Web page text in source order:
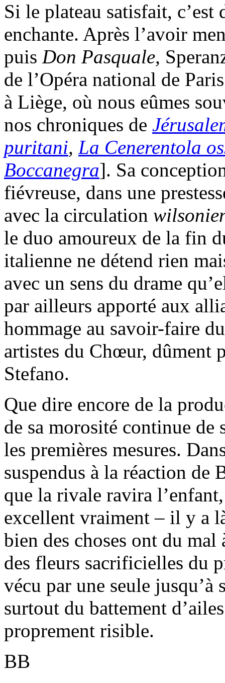
Si le plateau satisfait,
enchante. Après l’avoir
puis Don Pasquale,
de l’Opéra national de
à Liège, où nous eûmes
nos chroniques de
puritani, La Cenerentola
Boccanegra]. Sa
fiévreuse, dans une
avec la circulation
le duo amoureux de la fin
italienne ne détend rien
avec un sens du drame
par ailleurs apporté aux
hommage au savoir-faire
artistes du Chœur, dûment
Stefano.
Que dire encore de la
de sa morosité continue de
les premières mesures.
suspendus à la réaction de
que la rivale ravira
excellent vraiment – il y a
bien des choses ont du
des fleurs sacrificielles du
vécu par une seule
surtout du battement
proprement risible.
BB